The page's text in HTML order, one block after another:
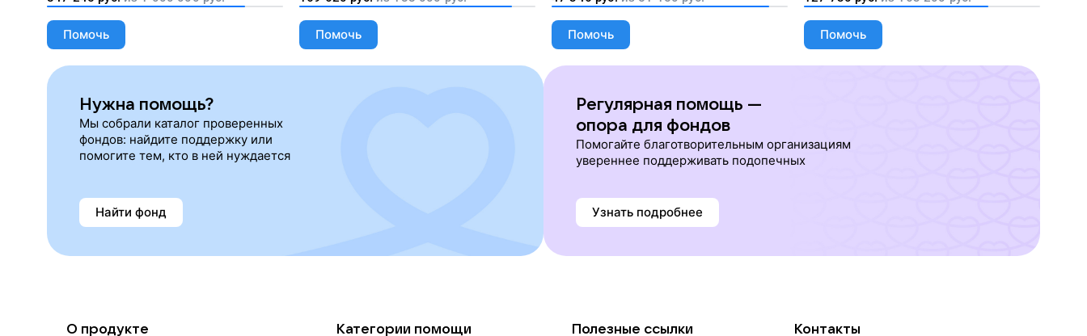
необходимости
Помочь Помочь Помочь Помочь
Нужна помощь?
Мы собрали каталог проверенных
фондов: найдите поддержку или
помогите тем, кто в ней нуждается
Найти фонд
Регулярная помощь —
опора для фондов
Помогайте благотворительным организациям
увереннее поддерживать подопечных
Узнать подробнее
О продукте Категории помощи Полезные ссылки Контакты